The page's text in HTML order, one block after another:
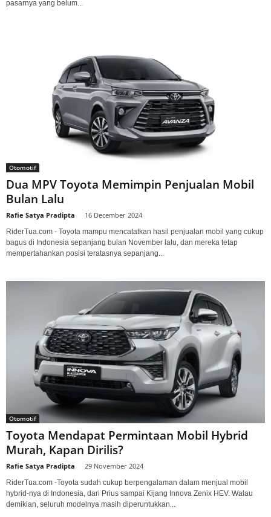
pasarnya yang belum...
Otomotif
Dua MPV Toyota Memimpin Penjualan Mobil
Bulan Lalu
Rafie Satya Pradipta 16 December 2024
RiderTua.com - Toyota mampu mencatatkan hasil penjualan mobil yang cukup
bagus di Indonesia sepanjang bulan November lalu, dan mereka tetap
mempertahankan posisi teratasnya sepanjang...
Otomotif
Toyota Mendapat Permintaan Mobil Hybrid
Murah, Kapan Dirilis?
Rafie Satya Pradipta 29 November 2024
RiderTua.com -Toyota sudah cukup berpengalaman dalam menjual mobil
hybrid-nya di Indonesia, dari Prius sampai Kijang Innova Zenix HEV. Walau
demikian, seluruh modelnya masih diperuntukkan...